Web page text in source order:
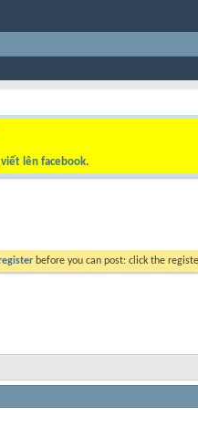
viết lên facebook.
before you can post: click the